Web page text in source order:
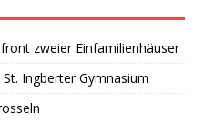
zweier Einfamilienhäuser
Ingberter Gymnasium